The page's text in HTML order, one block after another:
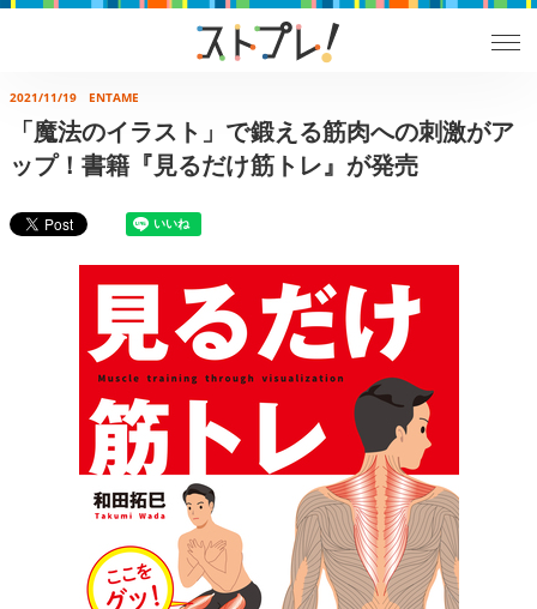
2021/11/19 ENTAME
「魔法のイラスト」で鍛える筋肉への刺激がア
ップ！書籍『見るだけ筋トレ』が発売